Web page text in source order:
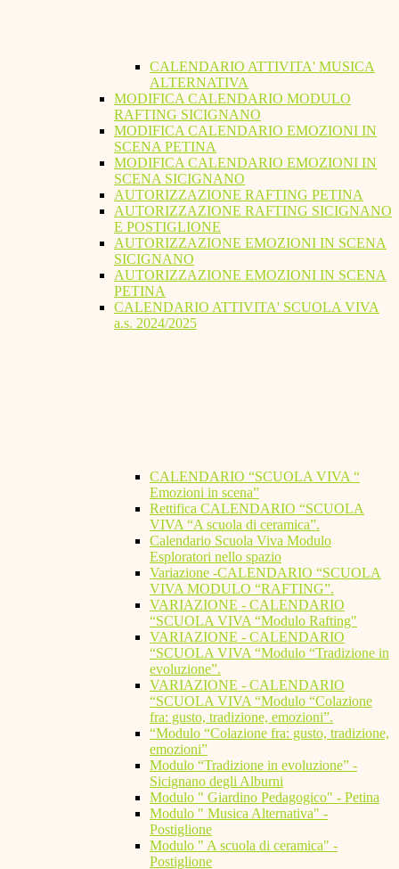
CALENDARIO ATTIVITA' MUSICA
ALTERNATIVA
MODIFICA CALENDARIO MODULO
RAFTING SICIGNANO
MODIFICA CALENDARIO EMOZIONI IN
SCENA PETINA
MODIFICA CALENDARIO EMOZIONI IN
SCENA SICIGNANO
AUTORIZZAZIONE RAFTING PETINA
AUTORIZZAZIONE RAFTING SICIGNANO
E POSTIGLIONE
AUTORIZZAZIONE EMOZIONI IN SCENA
SICIGNANO
AUTORIZZAZIONE EMOZIONI IN SCENA
PETINA
CALENDARIO ATTIVITA' SCUOLA VIVA
a.s. 2024/2025
CALENDARIO “SCUOLA VIVA “
Emozioni in scena”
Rettifica CALENDARIO “SCUOLA
VIVA “A scuola di ceramica”.
Calendario Scuola Viva Modulo
Esploratori nello spazio
Variazione -CALENDARIO “SCUOLA
VIVA MODULO “RAFTING”.
VARIAZIONE - CALENDARIO
“SCUOLA VIVA “Modulo Rafting"
VARIAZIONE - CALENDARIO
“SCUOLA VIVA “Modulo “Tradizione in
evoluzione”.
VARIAZIONE - CALENDARIO
“SCUOLA VIVA “Modulo “Colazione
fra: gusto, tradizione, emozioni”.
“Modulo “Colazione fra: gusto, tradizione,
emozioni”
Modulo “Tradizione in evoluzione” -
Sicignano degli Alburni
Modulo " Giardino Pedagogico" - Petina
Modulo " Musica Alternativa" -
Postiglione
Modulo " A scuola di ceramica" -
Postiglione